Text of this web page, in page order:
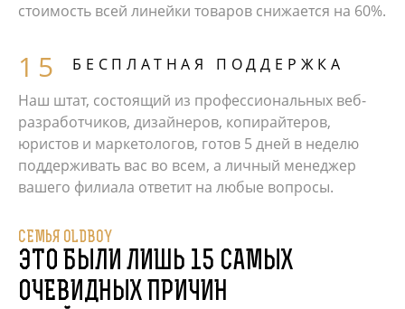
стоимость всей линейки товаров снижается на 60%.
БЕСПЛАТНАЯ ПОДДЕРЖКА
Наш штат, состоящий из профессиональных веб-
разработчиков, дизайнеров, копирайтеров,
юристов и маркетологов, готов 5 дней в неделю
поддерживать вас во всем, а личный менеджер
вашего филиала ответит на любые вопросы.
СЕМЬЯ OLDBOY
ЭТО БЫЛИ ЛИШЬ 15 САМЫХ
ОЧЕВИДНЫХ ПРИЧИН